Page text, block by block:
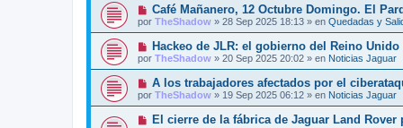
en
s
a
e
o
m
e
s
a
e
N
u
e
v
o
m
e
n
s
a
e
Café Mañanero, 12 Octubre Domingo. El
por TheShadow » 28 Sep 2025 18:13 » en Quedadas y
N
u
e
o
m
e
Hackeo de JLR: el gobierno del Reino
por TheShadow » 20 Sep 2025 20:02 » en Noticias Jaguar
N
u
e
v
o
A los trabajadores afectados por el
por TheShadow » 19 Sep 2025 06:12 » en Noticias Jaguar
NEl cierre de la fábrica de Jaguar Land